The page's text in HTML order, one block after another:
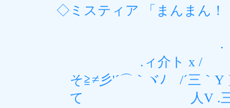
◇ミスティア 「まんまん！
. -‐‐
.ィ介ト x
そ≧≠彡'´⌒｀ヾﾉ /´三｀
て 人V .三